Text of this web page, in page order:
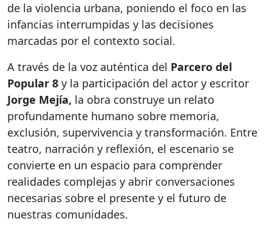
de la violencia urbana, poniendo el foco en las
infancias interrumpidas y las decisiones
marcadas por el contexto social.
A través de la voz auténtica del Parcero del
Popular 8 y la participación del actor y escritor
Jorge Mejía, la obra construye un relato
profundamente humano sobre memoria,
exclusión, supervivencia y transformación. Entre
teatro, narración y reflexión, el escenario se
convierte en un espacio para comprender
realidades complejas y abrir conversaciones
necesarias sobre el presente y el futuro de
nuestras comunidades.